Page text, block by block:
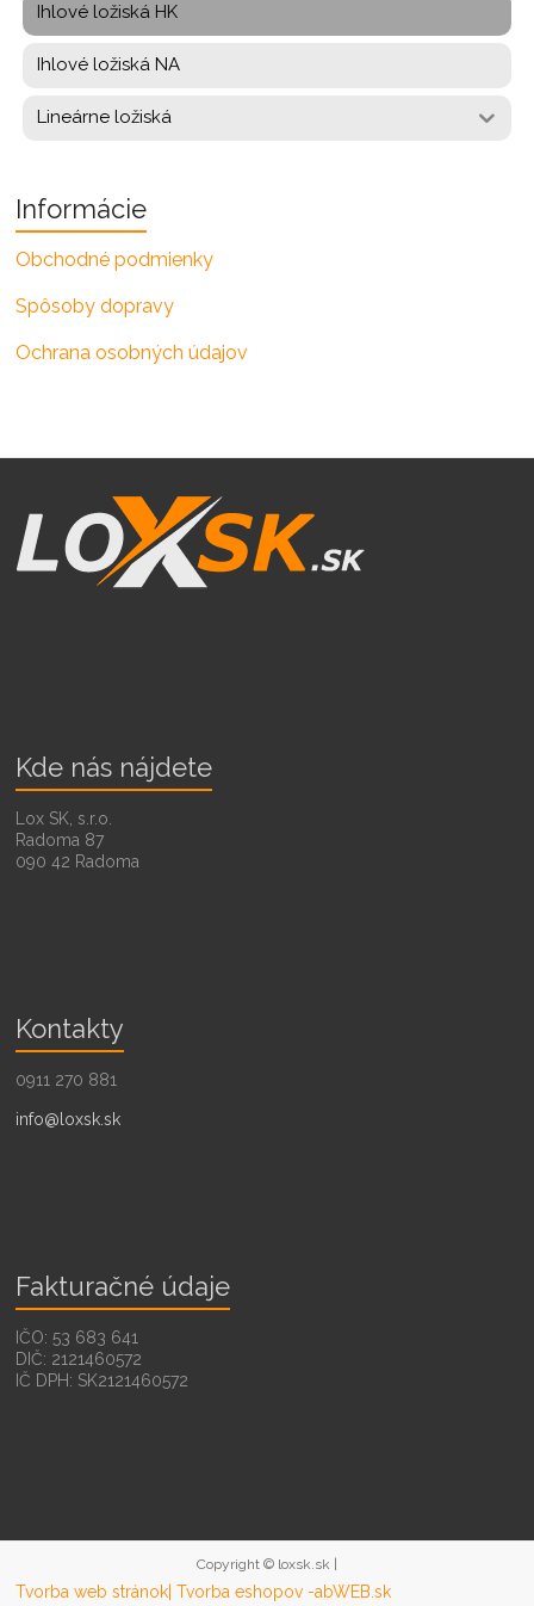
Ihlové ložiská HK
Ihlové ložiská NA
Lineárne ložiská
Informácie
Obchodné podmienky
Spôsoby dopravy
Ochrana osobných údajov
Kde nás nájdete
Lox SK, s.r.o.
Radoma 87
090 42 Radoma
Kontakty
0911 270 881
info@loxsk.sk
Fakturačné údaje
IČO: 53 683 641
DIČ: 2121460572
IČ DPH: SK2121460572
Copyright © loxsk.sk |
Tvorba web stránok| Tvorba eshopov -abWEB.sk